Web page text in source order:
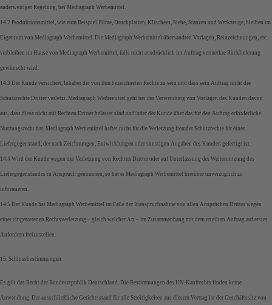
anderweitiger Regelung, bei Mediagraph Werbemittel.
14.2 Produktionsmittel, wie zum Beispiel Filme, Druckplatten, Klischees, Siebe, Stanzen und Werkzeuge, bleiben im
Eigentum von Mediagraph Werbemittel. Die Mediagraph Werbemittel übersandten Vorlagen, Reinzeichnungen, etc.
verbleiben im Hause von Mediagraph Werbemittel, falls nicht ausdrücklich im Auftrag vermerkte Rücklieferung
gewünscht wird.
14.3 Der Kunde versichert, Inhaber der von ihm bezeichneten Rechte zu sein und dass sein Auftrag nicht die
Schutzrechte Dritter verletzt. Mediagraph Werbemittel geht bei der Verwendung von Vorlagen des Kunden davon
aus, dass diese nicht mit Rechten Dritter belastet sind und/oder der Kunde über das für den Auftrag erforderliche
Nutzungsrecht hat. Mediagraph Werbemittel haftet nicht für die Verletzung fremder Schutzrechte für einen
Liefergegenstand, der nach Zeichnungen, Entwicklungen oder sonstigen Angaben des Kunden gefertigt ist.
14.4 Wird der Kunde wegen der Verletzung von Rechten Dritter oder auf Unterlassung der Weiternutzung des
Liefergegenstandes in Anspruch genommen, so hat er Mediagraph Werbemittel hierüber unverzüglich zu
informieren.
14.5 Der Kunde hat Mediagraph Werbemittel im Falle der Inanspruchnahme von allen Ansprüchen Dritter wegen
einer eingetretenen Rechtsverletzung – gleich welcher Art – im Zusammenhang mit dem erteilten Auftrag auf erstes
Anfordern freizustellen.
15. Schlussbestimmungen
Es gilt das Recht der Bundesrepublik Deutschland. Die Bestimmungen des UN-Kaufrechts finden keine
Anwendung. Der ausschließliche Gerichtsstand für alle Streitigkeiten aus diesem Vertrag ist der Geschäftssitz von